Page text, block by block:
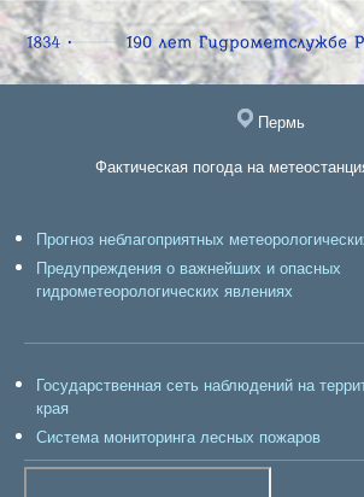
Пермь
Фактическая погода на
Прогноз неблагоприятных
Предупреждения о важнейших и опасных
гидрометеорологических явлениях
Государственная сеть наблюдений на
края
Система мониторинга лесных пожаров